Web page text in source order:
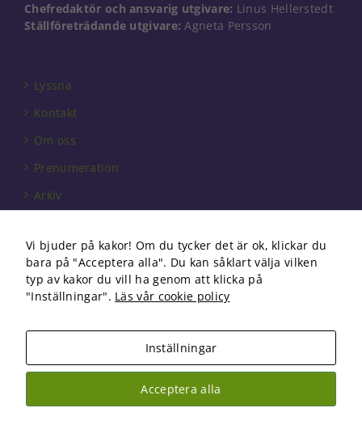
Chefredaktör och ansvarig utgivare: Linus Hellerstedt
Ställföreträdande utgivare: Agneta Persson
Lyssna
Kontakt
Om oss
Prenumeration
Arkiv
Förbundet
Om cookies
Copyright 2026 Fysioterapi | All Rights Reserved
Facebook
Instagram
Vi bjuder på kakor! Om du tycker det är ok, klickar du
bara på "Acceptera alla". Du kan såklart välja vilken
typ av kakor du vill ha genom att klicka på
"Inställningar". Läs vår cookie policy
Inställningar
Acceptera alla
Nödvändiga
Dessa kakor
hemsidans
funktionalitet
och
uppbyggnad,
används.
Upplevelse